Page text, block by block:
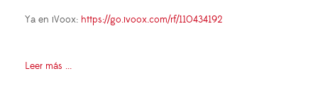
Ya en iVoox: https://go.ivoox.com/rf/110434192
Leer más ...